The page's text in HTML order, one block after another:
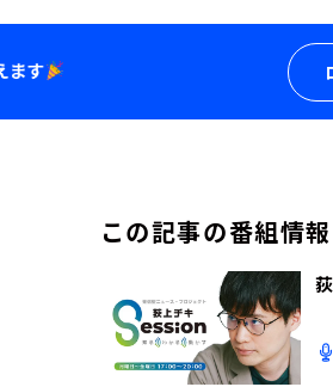
この記事の番組情報